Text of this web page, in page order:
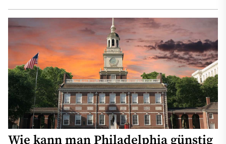
Wie kann man Philadelphia günstig